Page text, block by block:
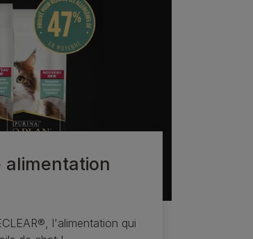
alimentation
l'alimentation qui